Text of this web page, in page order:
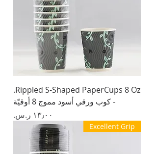
Rippled S-Shaped PaperCups 8 Oz.
- كوب ورقي أسود مموج 8 أوقيّة
السعر
Excellent Grip